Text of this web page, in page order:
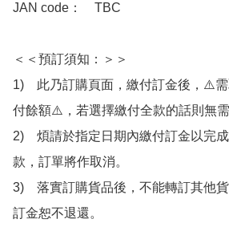
JAN code：　TBC
＜＜預訂須知：＞＞
1)　此乃訂購頁面，繳付訂金後，⚠️
付餘額⚠️，若選擇繳付全款的話則無需
2)　煩請於指定日期內繳付訂金以完
款，訂單將作取消。
3)　落實訂購貨品後，不能轉訂其他
訂金恕不退還。